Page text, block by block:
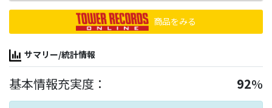
商品をみる
サマリー/統計情報
基本情報充実度： 92%